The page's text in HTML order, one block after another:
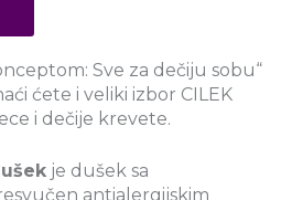
Sve za dečiju sobu“
ćete i veliki izbor CILEK
i dečije krevete.
je dušek sa
antialergijskim